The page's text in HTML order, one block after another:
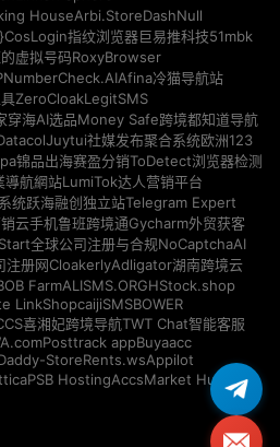
HouseArbi.StoreDashNull
CosLogin指纹浏览器巨易推科技51mbk
虚拟号码RoxyBrowser
NumberCheck.AIAfina冷猫导航站
ZeroCloakLegitSMS
穿海AI选品Money Safe跨境都知道导航
Juytui社媒发布聚合系统欧洲123
锦品出海赛盈分销ToDetect浏览器检测
導航網站LumiTok达人营销平台
统跃海融创独立站Telegram Expert
云手机鲁班跨境通Gycharm外贸获客
全球公司注册与合规NoCaptchaAI
注册网CloakerlyAdligator湖南跨境云
FarmALISMS.ORGHStock.shop
LinkShopcaijiSMSBOWER
喜湘妃跨境导航TWT Chat智能客服
Posttrack appBuyaacc
StoreRents.wsAppilot
PSB HostingAccsMarket Hub